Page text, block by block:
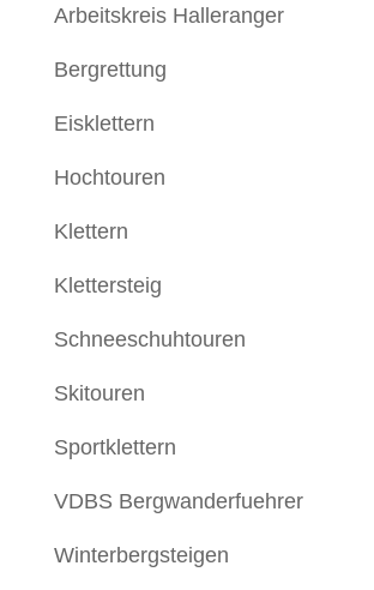
Arbeitskreis Halleranger
Bergrettung
Eisklettern
Hochtouren
Klettern
Klettersteig
Schneeschuhtouren
Skitouren
Sportklettern
VDBS Bergwanderfuehrer
Winterbergsteigen